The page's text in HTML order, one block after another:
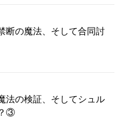
の魔法、そして合同討
の検証、そしてシュル
③